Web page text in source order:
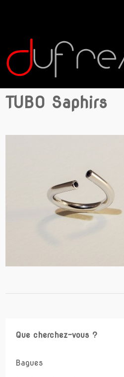
TUBO Saphirs
Que cherchez-vous ?
Bagues